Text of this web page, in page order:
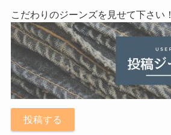
こだわりのジーンズを見せて下さい！
投稿する